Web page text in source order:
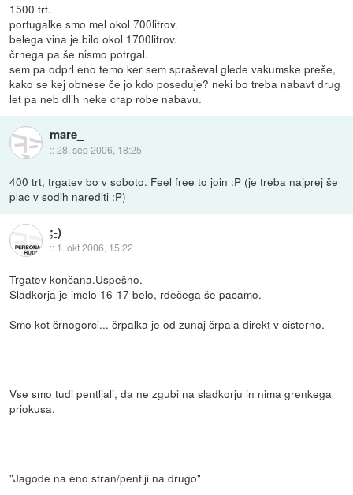
1500 trt.
portugalke smo mel okol 700litrov.
belega vina je bilo okol 1700litrov.
črnega pa še nismo potrgal.
sem pa odprl eno temo ker sem spraševal glede vakumske preše,
kako se kej obnese če jo kdo poseduje? neki bo treba nabavt drug
let pa neb dlih neke crap robe nabavu.
mare_
::28. sep 2006, 18:25
400 trt, trgatev bo v soboto. Feel free to join :P (je treba najprej še
plac v sodih narediti :P)
;-)
:: 1. okt 2006, 15:22
Trgatev končana.Uspešno.
Sladkorja je imelo 16-17 belo, rdečega še pacamo.
Smo kot črnogorci... črpalka je od zunaj črpala direkt v cisterno.
Vse smo tudi pentljali, da ne zgubi na sladkorju in nima grenkega
priokusa.
"Jagode na eno stran/pentlji na drugo"